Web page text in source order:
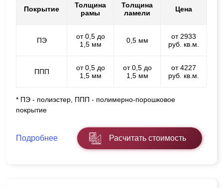
Покрытие
Толщина
рамы
Толщина
ламели
Цена
ПЭ
от 0,5 до
1,5 мм
0,5 мм
от 2933
руб. кв.м.
ППП
от 0,5 до
1,5 мм
от 0,5 до
1,5 мм
от 4227
руб. кв.м.
* ПЭ - полиэстер, ППП - полимерно-порошковое
покрытие
Подробнее Расчитать стоимость